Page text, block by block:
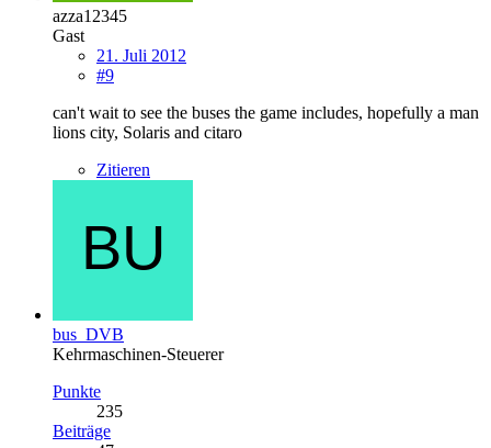
azza12345
Gast
21. Juli 2012
#9
can't wait to see the buses the game includes, hopefully a man
lions city, Solaris and citaro
Zitieren
bus_DVB
Kehrmaschinen-Steuerer
Punkte
235
Beiträge